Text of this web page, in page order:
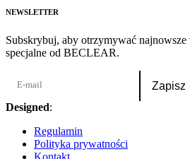
NEWSLETTER
Subskrybuj, aby otrzymywać
specjalne od BECLEAR.
Designed:
Regulamin
Polityka prywatności
Kontakt